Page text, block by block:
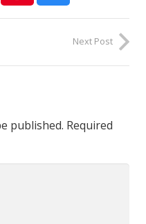
Next Post
published. Required